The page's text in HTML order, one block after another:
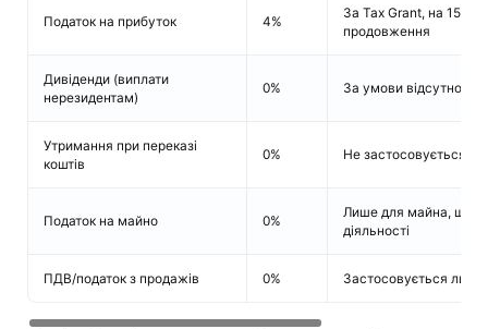
Податок на прибуток 4%
За Tax Grant, на 15
продовження
Дивіденди (виплати
нерезидентам)
0% За умови
Утримання при переказі
коштів
0% Не застосовується
Податок на майно 0%
Лише для майна, що
діяльності
ПДВ/податок з продажів 0% Застосовується лише